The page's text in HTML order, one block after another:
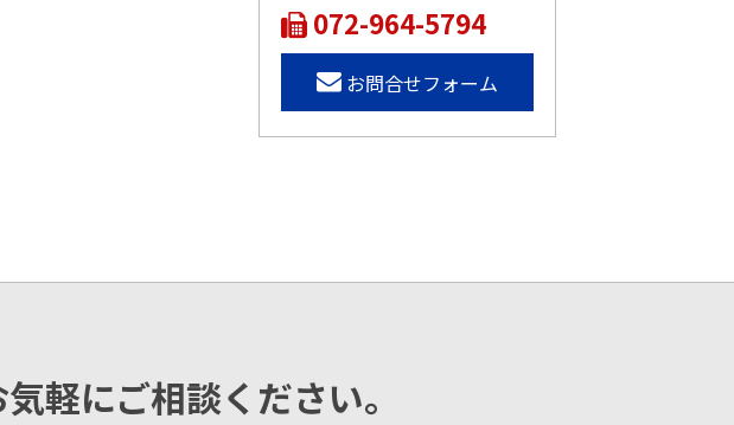
072-964-5794
お問合せフォーム
軽にご相談ください。